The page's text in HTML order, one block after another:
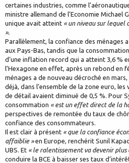
certaines industries, comme
ministre allemand de l’Economie Michael
unique avait atteint « un niveau sur lequel
».
Parallèlement, la confiance des ménages
aux Pays-Bas, tandis que la
d’une inflation record qui a atteint 3,6 %
l’Hexagone en effet, après un rebond en
ménages a de nouveau décroché en
déjà, dans l’ensemble de la zone euro,
de détail avaient diminué de 0,5 %. Pour
consommation « est un effet direct de la
perspectives de remontée du taux de
confiance des consommateurs.
Il est clair à présent « que la confiance
affaiblie »en Europe, renchérit Sunil
UBS. Et « le ralentissement va devenir plus
conduire la BCE à baisser ses taux